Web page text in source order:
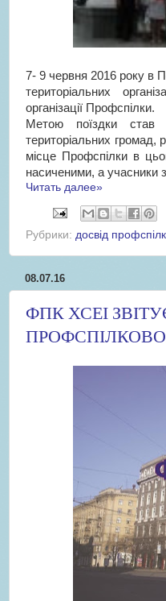
7- 9 червня 2016 року в
територіальних
організації Профспілки.
Метою поїздки став
територіальних громад,
місце Профспілки в
насиченими, а учасники
Читать далее»
Рубрики: досвід
08.07.16
ФПК ХСЕІ